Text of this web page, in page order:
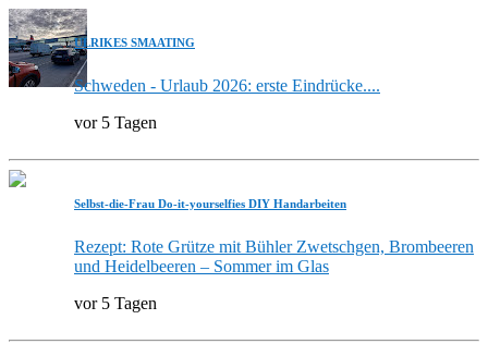
ULRIKES SMAATING
Schweden - Urlaub 2026: erste Eindrücke....
vor 5 Tagen
Selbst-die-Frau Do-it-yourselfies DIY Handarbeiten
Rezept: Rote Grütze mit Bühler Zwetschgen, Brombeeren
und Heidelbeeren – Sommer im Glas
vor 5 Tagen